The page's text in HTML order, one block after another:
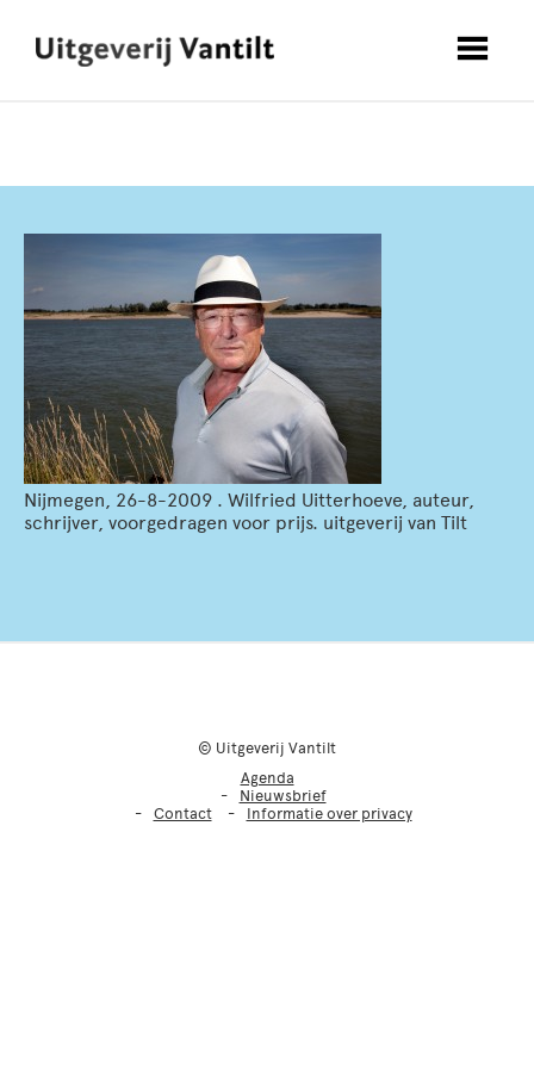
Nijmegen, 26-8-2009 . Wilfried Uitterhoeve, auteur,
schrijver, voorgedragen voor prijs. uitgeverij van Tilt
© Uitgeverij Vantilt
Agenda
Nieuwsbrief
Contact
Informatie over privacy